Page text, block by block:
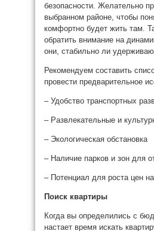
безопасности. Желательно
выбранном районе, чтобы
комфортно будет жить там.
обратить внимание на
они, стабильно ли
Рекомендуем составить
провести предварительное
– Удобство транспортных
– Развлекательные и
– Экологическая обстановка
– Наличие парков и зон для
– Потенциал для роста цен
Поиск квартиры
Когда вы определились с
настает время искать